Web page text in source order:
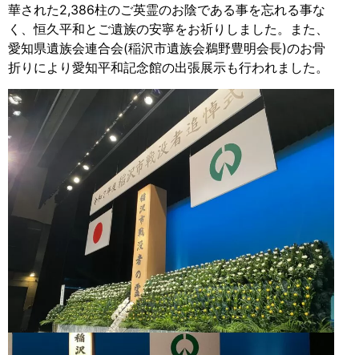
華された2,386柱のご英霊のお陰である事を忘れる事な
く、恒久平和とご遺族の安寧をお祈りしました。また、
愛知県遺族会連合会(稲沢市遺族会鵜野豊明会長)のお骨
折りにより愛知平和記念館の出張展示も行われました。